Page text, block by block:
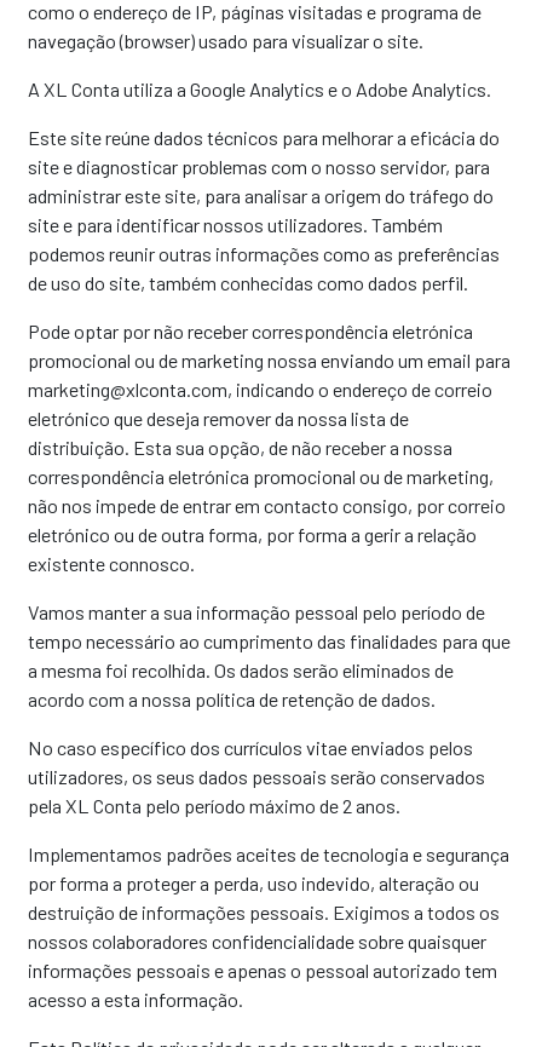
como o endereço de IP, páginas visitadas e programa de
navegação (browser) usado para visualizar o site.
A XL Conta utiliza a Google Analytics e o Adobe Analytics.
Este site reúne dados técnicos para melhorar a eficácia do
site e diagnosticar problemas com o nosso servidor, para
administrar este site, para analisar a origem do tráfego do
site e para identificar nossos utilizadores. Também
podemos reunir outras informações como as preferências
de uso do site, também conhecidas como dados perfil.
Pode optar por não receber correspondência eletrónica
promocional ou de marketing nossa enviando um email para
marketing@xlconta.com, indicando o endereço de correio
eletrónico que deseja remover da nossa lista de
distribuição. Esta sua opção, de não receber a nossa
correspondência eletrónica promocional ou de marketing,
não nos impede de entrar em contacto consigo, por correio
eletrónico ou de outra forma, por forma a gerir a relação
existente connosco.
Vamos manter a sua informação pessoal pelo período de
tempo necessário ao cumprimento das finalidades para que
a mesma foi recolhida. Os dados serão eliminados de
acordo com a nossa política de retenção de dados.
No caso específico dos currículos vitae enviados pelos
utilizadores, os seus dados pessoais serão conservados
pela XL Conta pelo período máximo de 2 anos.
Implementamos padrões aceites de tecnologia e segurança
por forma a proteger a perda, uso indevido, alteração ou
destruição de informações pessoais. Exigimos a todos os
nossos colaboradores confidencialidade sobre quaisquer
informações pessoais e apenas o pessoal autorizado tem
acesso a esta informação.